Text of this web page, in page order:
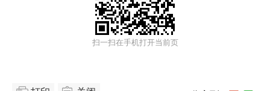
扫一扫在手机打开当前页